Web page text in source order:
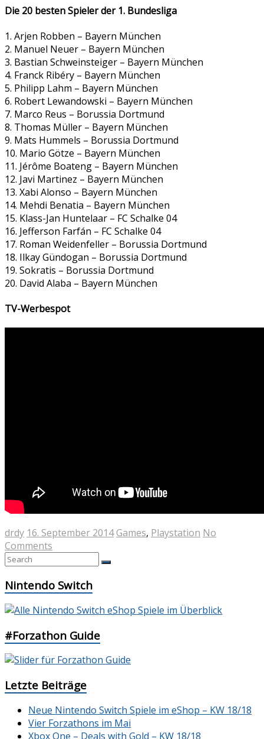
Die 20 besten Spieler der 1. Bundesliga
1. Arjen Robben – Bayern München
2. Manuel Neuer – Bayern München
3. Bastian Schweinsteiger – Bayern München
4. Franck Ribéry – Bayern München
5. Philipp Lahm – Bayern München
6. Robert Lewandowski – Bayern München
7. Marco Reus – Borussia Dortmund
8. Thomas Müller – Bayern München
9. Mats Hummels – Borussia Dortmund
10. Mario Götze – Bayern München
11. Jérôme Boateng – Bayern München
12. Javi Martinez – Bayern München
13. Xabi Alonso – Bayern München
14. Mehdi Benatia – Bayern München
15. Klass-Jan Huntelaar – FC Schalke 04
16. Jefferson Farfán – FC Schalke 04
17. Roman Weidenfeller – Borussia Dortmund
18. Ilkay Gündogan – Borussia Dortmund
19. Sokratis – Borussia Dortmund
20. David Alaba – Bayern München
TV-Werbespot
drdy 16. September 2014 Games, Playstation No
Comments
Nintendo Switch
#Forzathon Guide
Letzte Beiträge
Neue Nintendo Switch Spiele im eShop – KW 18/18
Vier Forzathons im Mai
Xbox One – Deals with Gold – KW 18/18